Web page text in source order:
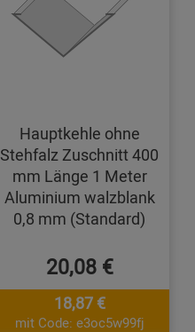
Hauptkehle ohne
Stehfalz Zuschnitt 400
mm Länge 1 Meter
Aluminium walzblank
0,8 mm (Standard)
20,08 €
18,87 €
mit Code: e3oc5w99fj